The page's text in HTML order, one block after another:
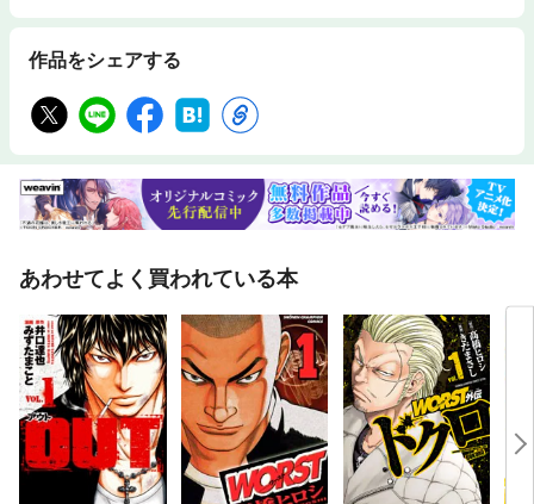
作品をシェアする
あわせてよく買われている本